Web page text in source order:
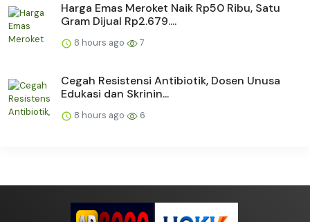
Harga Emas Meroket Naik Rp50 Ribu, Satu
Gram Dijual Rp2.679....
8 hours ago 7
Cegah Resistensi Antibiotik, Dosen Unusa
Edukasi dan Skrinin...
8 hours ago 6